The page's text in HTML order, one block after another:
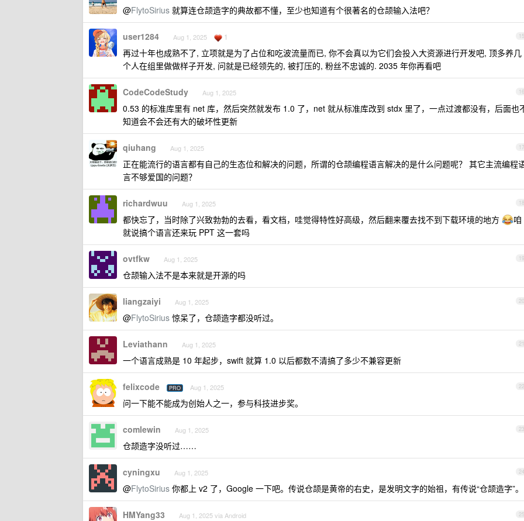
@FlytoSirius 就算连仓颉造字的典故都不懂，至少也知道有个很著名的仓颉输入法吧？
15
user1284 Aug 1, 2025 1
再过十年也成熟不了, 立项就是为了占位和吃波流量而已, 你不会真以为它们会投入大资源进行开发吧, 顶多养几
个人在组里做做样子开发, 问就是已经领先的, 被打压的, 粉丝不忠诚的. 2035 年你再看吧
16
CodeCodeStudy Aug 1, 2025
0.53 的标准库里有 net 库，然后突然就发布 1.0 了，net 就从标准库改到 stdx 里了，一点过渡都没有，后面也
知道会不会还有大的破坏性更新
17
qiuhang Aug 1, 2025
正在能流行的语言都有自己的生态位和解决的问题，所谓的仓颉编程语言解决的是什么问题呢？ 其它主流编程
言不够爱国的问题？
18
richardwuu Aug 1, 2025
都快忘了，当时除了兴致勃勃的去看，看文档，哇觉得特性好高级，然后翻来覆去找不到下载环境的地方
咱
就说搞个语言还来玩 PPT 这一套吗
19
ovtfkw Aug 1, 2025
仓颉输入法不是本来就是开源的吗
20
liangzaiyi Aug 1, 2025
@FlytoSirius 惊呆了，仓颉造字都没听过。
21
Leviathann Aug 1, 2025
一个语言成熟是 10 年起步，swift 就算 1.0 以后都数不清搞了多少不兼容更新
22
felixcode PRO Aug 1, 2025
问一下能不能成为创始人之一，参与科技进步奖。
23
comlewin Aug 1, 2025
仓颉造字没听过……
24
cyningxu Aug 1, 2025
@FlytoSirius 你都上 v2 了，Google 一下吧。传说仓颉是黄帝的右史，是发明文字的始祖，有传说“仓颉造字”。
25
HMYang33 Aug 1, 2025 via Android